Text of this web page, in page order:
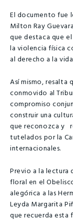
El documento fue
Milton Ray
que destaca que
la violencia física
al derecho a la
Así mismo, resalta
conmovido al
compromiso
construir una
que reconozca y
tutelados por la
internacionales.
Previo a la lectura
floral en el
alegórica a las
Leyda Margarita
que recuerda esta